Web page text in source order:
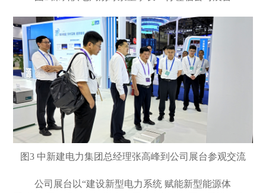
图3 中新建电力集团总经理张高峰到公司展台参观交流
公司展台以“建设新型电力系统 赋能新型能源体